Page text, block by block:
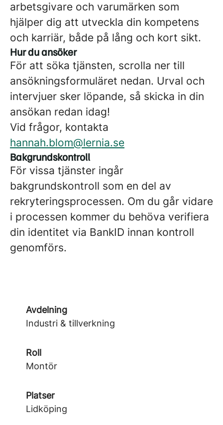
arbetsgivare och varumärken som
hjälper dig att utveckla din kompetens
och karriär, både på lång och kort sikt.
Hur du ansöker
För att söka tjänsten, scrolla ner till
ansökningsformuläret nedan. Urval och
intervjuer sker löpande, så skicka in din
ansökan redan idag!
Vid frågor, kontakta
hannah.blom@lernia.se
Bakgrundskontroll
För vissa tjänster ingår
bakgrundskontroll som en del av
rekryteringsprocessen. Om du går vidare
i processen kommer du behöva verifiera
din identitet via BankID innan kontroll
genomförs.
Avdelning
Industri & tillverkning
Roll
Montör
Platser
Lidköping